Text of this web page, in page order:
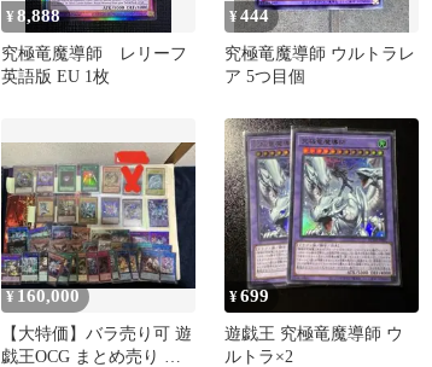
¥8,888
究極竜魔導師 レリーフ
英語版 EU 1枚
¥444
究極竜魔導師 ウルトラレ
ア 5つ目個
¥160,000
【大特価】バラ売り可 遊
戯王OCG まとめ売り 引
¥699
遊戯王 究極竜魔導師 ウ
ルトラ×2